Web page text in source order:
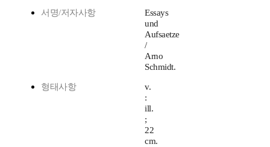
서명/저자사항
Essays
und
Aufsaetze
/
Arno
Schmidt.
형태사항
v.
:
ill.
;
22
cm.